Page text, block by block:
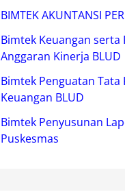
BIMTEK AKUNTANSI
Bimtek Keuangan serta
Anggaran Kinerja BLUD
Bimtek Penguatan Tata
Keuangan BLUD
Bimtek Penyusunan
Puskesmas